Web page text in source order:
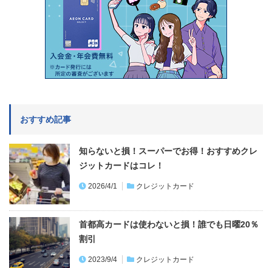
おすすめ記事
知らないと損！スーパーでお得！おすすめクレ
ジットカードはコレ！
2026/4/1 クレジットカード
首都高カードは使わないと損！誰でも日曜20％
割引
2023/9/4 クレジットカード